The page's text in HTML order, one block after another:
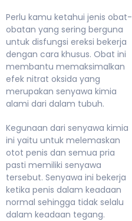
Perlu kamu ketahui jenis obat-
obatan yang sering berguna
untuk disfungsi ereksi bekerja
dengan cara khusus. Obat ini
membantu memaksimalkan
efek nitrat oksida yang
merupakan senyawa kimia
alami dari dalam tubuh.
Kegunaan dari senyawa kimia
ini yaitu untuk melemaskan
otot penis dan semua pria
pasti memiliki senyawa
tersebut. Senyawa ini bekerja
ketika penis dalam keadaan
normal sehingga tidak selalu
dalam keadaan tegang.